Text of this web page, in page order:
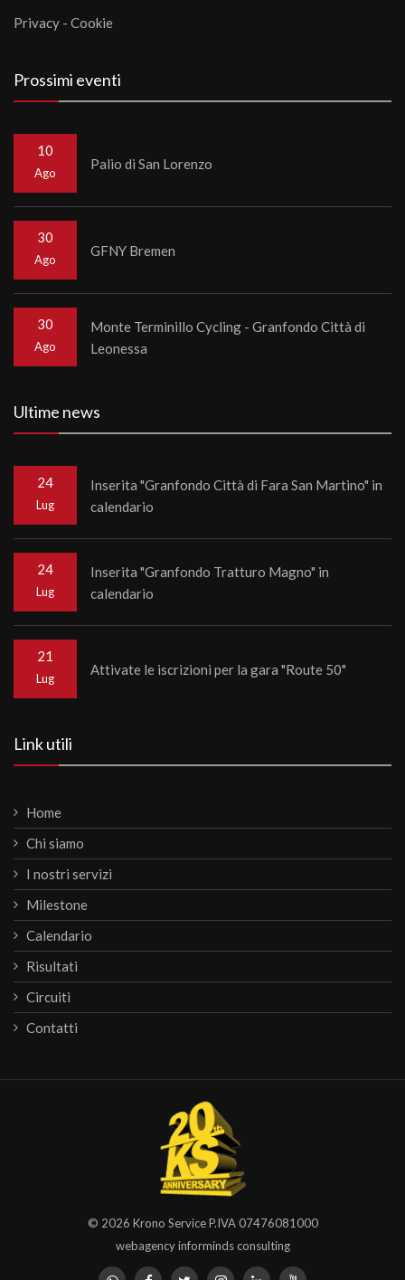
Privacy - Cookie
Prossimi eventi
10
Ago
Palio di San Lorenzo
30
Ago
GFNY Bremen
30
Ago
Monte Terminillo Cycling - Granfondo Città di
Leonessa
Ultime news
24
Lug
Inserita "Granfondo Città di Fara San Martino" in
calendario
24
Lug
Inserita "Granfondo Tratturo Magno" in
calendario
21
Lug
Attivate le iscrizioni per la gara "Route 50"
Link utili
Home
Chi siamo
I nostri servizi
Milestone
Calendario
Risultati
Circuiti
Contatti
© 2026 Krono ServiceP.IVA 07476081000
webagency informinds consulting